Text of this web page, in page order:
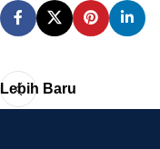
Lebih Baru